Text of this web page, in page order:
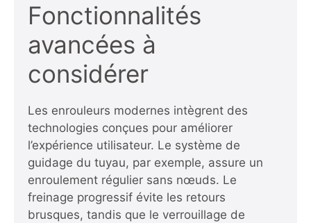
Fonctionnalités
avancées à
considérer
Les enrouleurs modernes intègrent des
technologies conçues pour améliorer
l’expérience utilisateur. Le système de
guidage du tuyau, par exemple, assure un
enroulement régulier sans nœuds. Le
freinage progressif évite les retours
brusques, tandis que le verrouillage de